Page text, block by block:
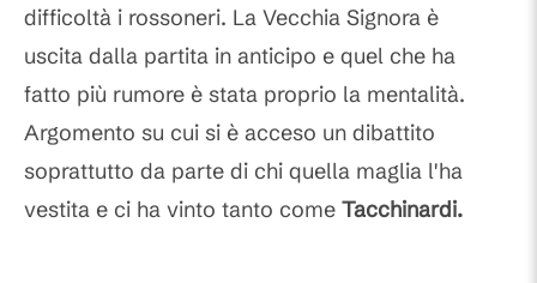
difficoltà i rossoneri. La Vecchia Signora è
uscita dalla partita in anticipo e quel che ha
fatto più rumore è stata proprio la mentalità.
Argomento su cui si è acceso un dibattito
soprattutto da parte di chi quella maglia l'ha
vestita e ci ha vinto tanto come Tacchinardi.